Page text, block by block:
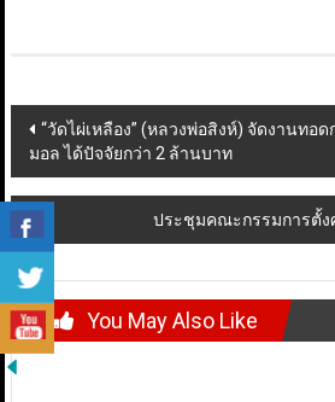
Post
navigation
“วัดไผ่เหลือง” (หลวงพ่อสิงห์) จัดงานท
มอล ได้ปัจจัยกว่า 2 ล้านบาท
ประชุมคณะกรรมการตั้
You May Also Like